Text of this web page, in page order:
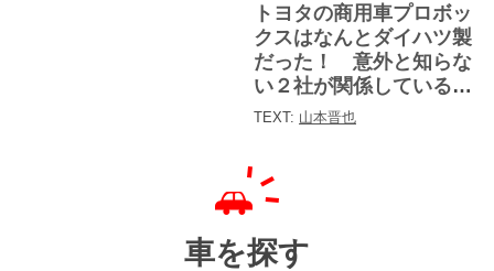
トヨタの商用車プロボッ
クスはなんとダイハツ製
だった！ 意外と知らな
い２社が関係しているク
ルマたち
TEXT: 山本晋也
車を探す